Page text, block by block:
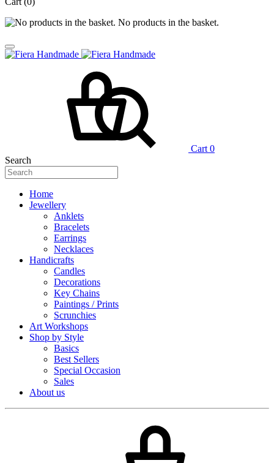
No products in the basket.
Cart 0
Search
Home
Jewellery
Anklets
Bracelets
Earrings
Necklaces
Handicrafts
Candles
Decorations
Key Chains
Paintings / Prints
Scrunchies
Art Workshops
Shop by Style
Basics
Best Sellers
Special Occasion
Sales
About us